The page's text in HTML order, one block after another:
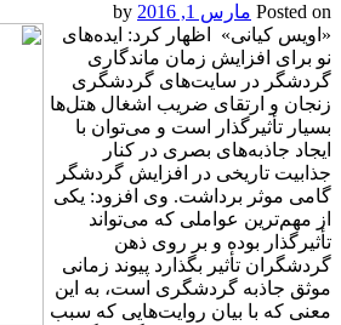
Posted on مارس 1, 2016
«اویس کیانی» اظهار کرد: ایده‌های
نو برای افزایش زمان ماندگاری
گردشگر در سایت‌های گردشگری
زنجان و ارتقای ضریب اشغال هتل‌ها
بسیار تأثیرگذار است و می‌توان با
ایجاد جاذبه‌های بصری در کنار
جذابیت تاریخی در افزایش گردشگر
گامی موثر برداشت. وی افزود: یکی
از مهم‌ترین عواملی که می‌تواند
تأثیرگذار بوده و بر روی ذهن
گردشگران تأثیر بگذارد پیوند زمانی
موثق جاذبه گردشگری است، به این
معنی که با بیان روایت‌هایی که سبب